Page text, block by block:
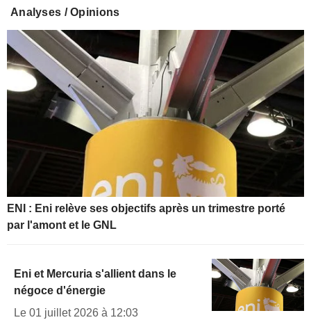
Analyses / Opinions
ENI : Eni relève ses objectifs après un trimestre porté
par l'amont et le GNL
Eni et Mercuria s'allient dans le
négoce d'énergie
Le 01 juillet 2026 à 12:03